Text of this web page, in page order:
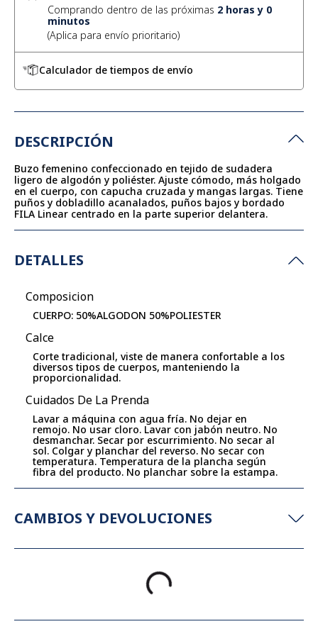
Comprando dentro de las próximas 2 horas y 0
minutos
Calculador de tiempos de envío
DESCRIPCIÓN
Buzo femenino confeccionado en tejido de sudadera
ligero de algodón y poliéster. Ajuste cómodo, más holgado
en el cuerpo, con capucha cruzada y mangas largas. Tiene
puños y dobladillo acanalados, puños bajos y bordado
FILA Linear centrado en la parte superior delantera.
DETALLES
Composicion
CUERPO: 50%ALGODON 50%POLIESTER
Calce
Corte tradicional, viste de manera confortable a los
diversos tipos de cuerpos, manteniendo la
proporcionalidad.
Cuidados De La Prenda
Lavar a máquina con agua fría. No dejar en
remojo. No usar cloro. Lavar con jabón neutro. No
desmanchar. Secar por escurrimiento. No secar al
sol. Colgar y planchar del reverso. No secar con
temperatura. Temperatura de la plancha según
fibra del producto. No planchar sobre la estampa.
CAMBIOS Y DEVOLUCIONES